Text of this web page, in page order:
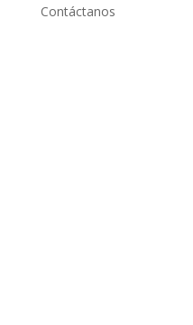
Contáctanos